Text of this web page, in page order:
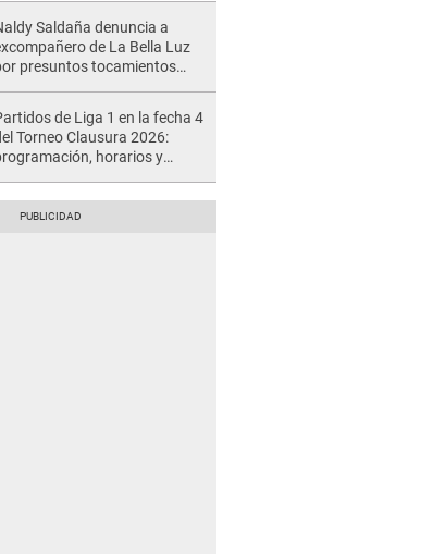
Saldaña denuncia a
de La Bella Luz
presuntos tocamientos
de Liga 1 en la fecha 4
Torneo Clausura 2026:
horarios y